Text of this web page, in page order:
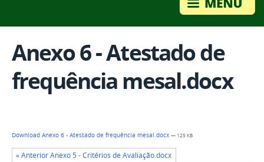
Anexo 6 - Atestado de
frequência mesal.docx
Download Anexo 6 - Atestado de frequência mesal.docx — 125 KB
« Anterior Anexo 5 - Critérios de Avaliação.docx